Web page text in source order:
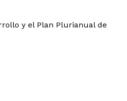
y el Plan Plurianual de